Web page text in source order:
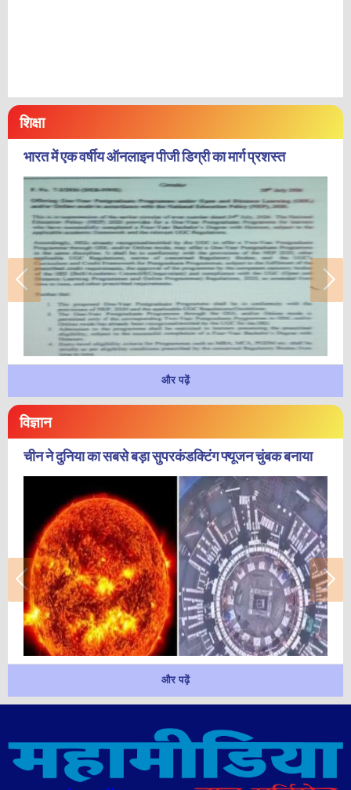
शिक्षा
भारत में एक वर्षीय ऑनलाइन पीजी डिग्री का मार्ग प्रशस्त
और पढ़ें
विज्ञान
चीन ने दुनिया का सबसे बड़ा सुपरकंडक्टिंग फ्यूजन चुंबक बनाया
और पढ़ें